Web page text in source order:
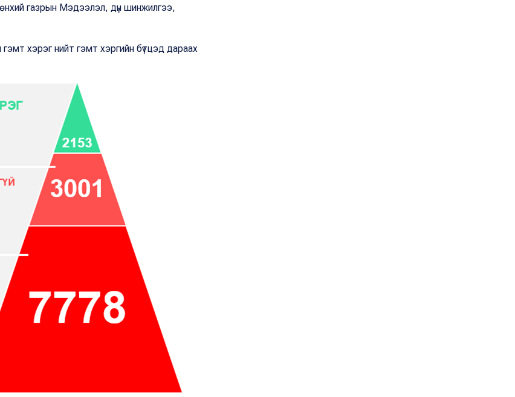
газрын Мэдээлэл, дүн шинжилгээ,
хэрэг нийт гэмт хэргийн бүтцэд дараах